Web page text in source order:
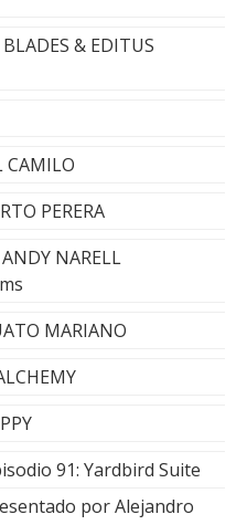
& EDITUS
CAMILO
PERERA
NARELL
MARIANO
91: Yardbird Suite
por Alejandro